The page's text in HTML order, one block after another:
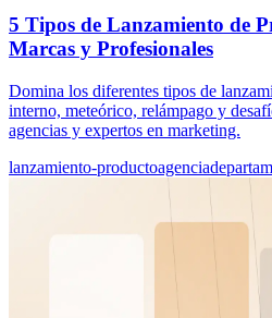
5 Tipos de Lanzamiento de
Marcas y Profesionales
Domina los diferentes tipos de
interno, meteórico, relámpago y
agencias y expertos en marketing.
lanzamiento-productoagencia